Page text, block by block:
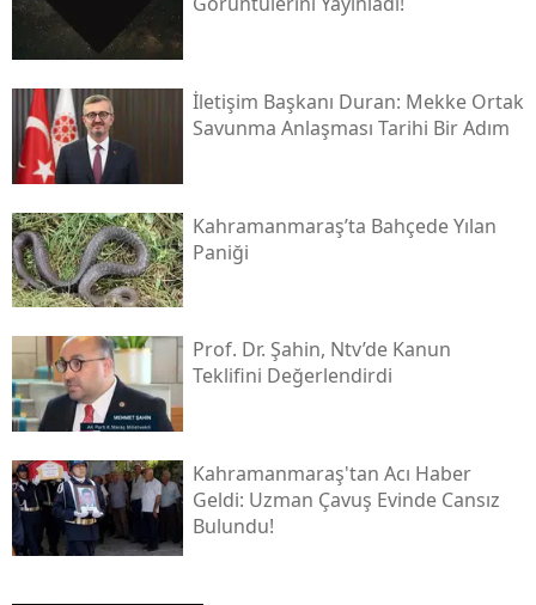
İletişim Başkanı Duran: Mekke Ortak
Savunma Anlaşması Tarihi Bir Adım
Kahramanmaraş’ta Bahçede Yılan
Paniği
Prof. Dr. Şahin, Ntv’de Kanun
Teklifini Değerlendirdi
Kahramanmaraş'tan Acı Haber
Geldi: Uzman Çavuş Evinde Cansız
Bulundu!